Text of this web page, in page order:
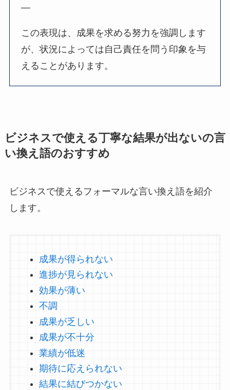
—
この表現は、成果を求める努力を強調します
が、状況によっては自己責任を問う印象を与
えることがあります。
ビジネスで使える丁寧な結果が出ないの言
い換え語のおすすめ
ビジネスで使えるフォーマルな言い換え語を紹介
します。
成果が得られない
進捗が見られない
効果が薄い
不調
成果が乏しい
成果が不十分
業績が低迷
期待に応えられない
結果に結びつかない